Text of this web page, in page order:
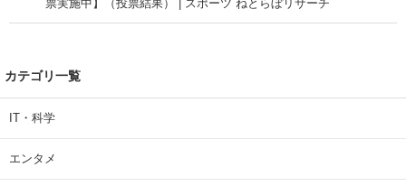
票実施中】（投票結果） | スポーツ ねとらぼリサーチ
カテゴリ一覧
IT・科学
エンタメ